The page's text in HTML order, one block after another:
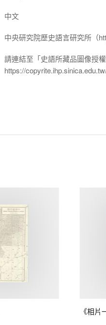
中文
中央研究院歷史語言研究所（
請連結至「史語所藏品圖像授
https://
《相片